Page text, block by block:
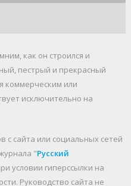
как он строился и
пестрый и прекрасный
коммерческим или
исключительно на
сайта или социальных сетей
"Русский
условии гиперссылки на
Руководство сайта не